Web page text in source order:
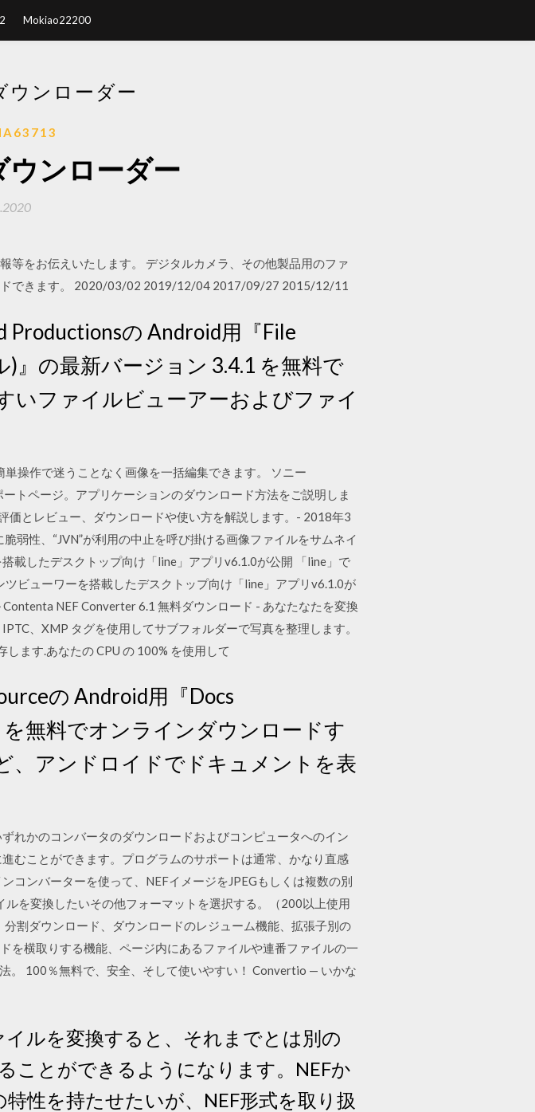
Mokiao22200
ウンローダー
ンローダー
等をお伝えいたします。 デジタルカメラ、その他製品用のファ
ドできます。 2020/03/02 2019/12/04 2017/09/27 2015/12/11
Productionsの Android用『File
』の最新バージョン 3.4.1 を無料で
いファイルビューアーおよびファイ
操作で迷うことなく画像を一括編集できます。 ソニー
トページ。アプリケーションのダウンロード方法をご説明しま
価とレビュー、ダウンロードや使い方を解説します。- 2018年3
弱性、“JVN”が利用の中止を呼び掛ける画像ファイルをサムネイ
載したデスクトップ向け「line」アプリv6.1.0が公開 「line」で
ビューワーを搭載したデスクトップ向け「line」アプリv6.1.0が
NEF Converter 6.1 無料ダウンロード - あなたなたを変換
、XMP タグを使用してサブフォルダーで写真を整理します。
ます.あなたの CPU の 100% を使用して
の Android用『Docs
無料でオンラインダウンロードす
、アンドロイドでドキュメントを表
れかのコンバータのダウンロードおよびコンピュータへのイン
むことができます。プログラムのサポートは通常、かなり直感
コンバーターを使って、NEFイメージをJPEGもしくは複数の別
を変換したいその他フォーマットを選択する。（200以上使用
割ダウンロード、ダウンロードのレジューム機能、拡張子別の
を横取りする機能、ページ内にあるファイルや連番ファイルの一
。 100％無料で、安全、そして使いやすい！ Convertio — いかな
イルを変換すると、それまでとは別の
ことができるようになります。NEFか
性を持たせたいが、NEF形式を取り扱